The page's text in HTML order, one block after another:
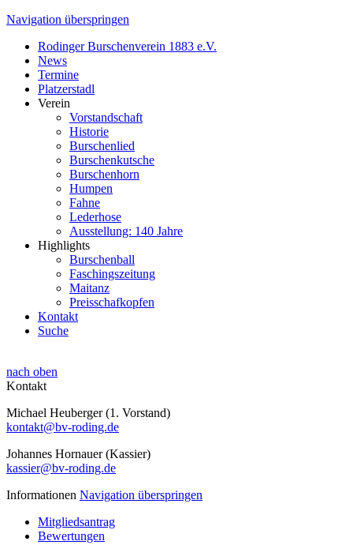
Navigation überspringen
Rodinger Burschenverein 1883 e.V.
News
Termine
Platzerstadl
Verein
Vorstandschaft
Historie
Burschenlied
Burschenkutsche
Burschenhorn
Humpen
Fahne
Lederhose
Ausstellung: 140 Jahre
Highlights
Burschenball
Faschingszeitung
Maitanz
Preisschafkopfen
Kontakt
Suche
nach oben
Kontakt
Michael Heuberger (1. Vorstand)
kontakt@bv-roding.de
Johannes Hornauer (Kassier)
kassier@bv-roding.de
Informationen Navigation überspringen
Mitgliedsantrag
Bewertungen